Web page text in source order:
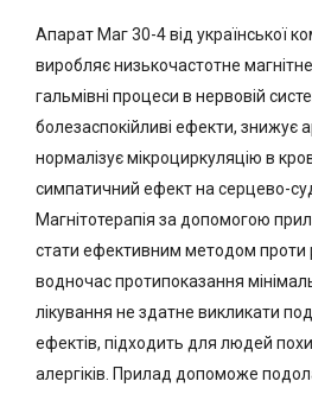
Апарат Маг 30-4 від української
виробляє низькочастотне
гальмівні процеси в нервовій
болезаспокійливі ефекти, знижує
нормалізує мікроциркуляцію в
симпатичний ефект на серцево-
Магнітотерапія за допомогою
стати ефективним методом проти
водночас протипоказання
лікування не здатне викликати
ефектів, підходить для людей
алергіків. Прилад допоможе